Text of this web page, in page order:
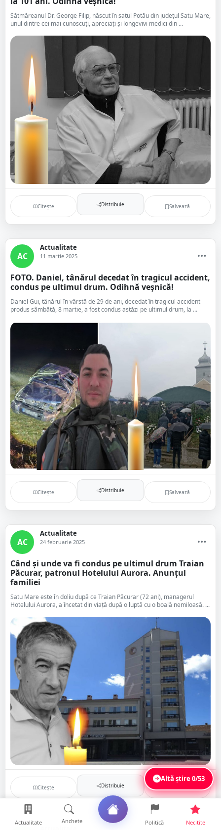
Sătmăreanul Dr. George Filip, născut în satul Potău din județul Satu Mare,
unul dintre cei mai cunoscuți, apreciați și longevivi medici din ...
Citește Distribuie Salvează
AC
Actualitate
11 martie 2025
FOTO. Daniel, tânărul decedat în tragicul accident,
condus pe ultimul drum. Odihnă veșnică!
Daniel Gui, tânărul în vârstă de 29 de ani, decedat în tragicul accident
produs sâmbătă, 8 martie, a fost condus astăzi pe ultimul drum, la ...
Citește Distribuie Salvează
AC
Actualitate
24 februarie 2025
Când și unde va fi condus pe ultimul drum Traian
Păcurar, patronul Hotelului Aurora. Anunțul
familiei
Satu Mare este în doliu după ce Traian Păcurar (72 ani), managerul
Hotelului Aurora, a încetat din viață după o luptă cu o boală nemiloasă. ...
Citește Distribuie
Altă știre0/53
Actualitate Anchete Politică Necitite